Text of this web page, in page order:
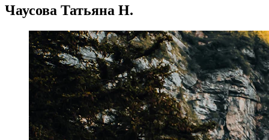
Чаусова Татьяна Н.